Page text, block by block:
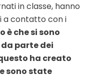
in classe, hanno
a contatto con i
è che si sono
parte dei
ha creato
sono state